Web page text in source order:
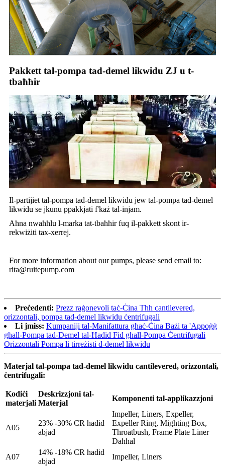
Pakkett tal-pompa tad-demel likwidu ZJ u t-
tbaħħir
Il-partijiet tal-pompa tad-demel likwidu jew tal-pompa tad-demel
likwidu se jkunu ppakkjati f'każ tal-injam.
Aħna nwaħħlu l-marka tat-tbaħħir fuq il-pakkett skont ir-
rekwiżiti tax-xerrej.
For more information about our pumps, please send email to:
rita@ruitepump.com
Preċedenti: Prezz raġonevoli taċ-Ċina Thh cantilevered,
orizzontali, pompa tad-demel likwidu ċentrifugali
Li jmiss: Kumpaniji tal-Manifattura għaċ-Ċina Bażi ta 'Appoġġ
għall-Pompa tad-Demel tal-Ħadid Fid għall-Pompa Ċentrifugali
Orizzontali Pompa li tirreżisti d-demel likwidu
Materjal tal-pompa tad-demel likwidu cantilevered, orizzontali,
ċentrifugali:
Kodiċi
materjali
Deskrizzjoni tal-
Materjal
Komponenti tal-applikazzjoni
A05
23% -30% CR ħadid
abjad
Impeller, Liners, Expeller,
Expeller Ring, Mighting Box,
Throatbush, Frame Plate Liner
Daħħal
A07
14% -18% CR ħadid
abjad
Impeller, Liners